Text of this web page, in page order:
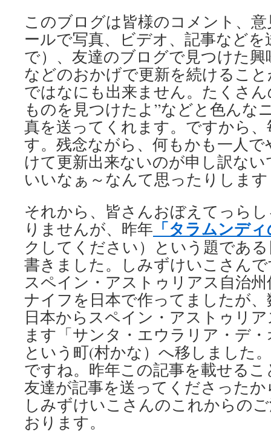
このブログは皆様のコメント、
ールで写真、ビデオ、記事など
で）、友達のブログで見つけた
などのおかげで更新を続けるこ
ではなにも出来ません。たくさ
ものを見つけたよ”などと色んな
真を送ってくれます。ですから
す。残念ながら、何もかも一人
けて更新出来ないのが申し訳な
いいなぁ～なんて思ったりしま
それから、皆さんおぼえてっら
りませんが、昨年 「タラムンデ
クしてください）という題であ
書きました。しみずけいこさん
スペイン・アストゥリアス自治
ナイフを日本で作ってましたが
日本からスペイン・アストゥリ
ます「サンタ・エウラリア・デ
という町(村かな）へ移しました
ですね。昨年この記事を載せる
友達が記事を送ってくださった
しみずけいこさんのこれからの
おります。